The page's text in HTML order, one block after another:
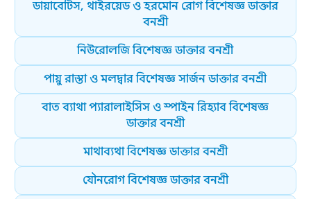
ডায়াবেটিস, থাইরয়েড ও হরমোন রোগ বিশেষজ্ঞ ডাক্তার
বনশ্রী
নিউরোলজি বিশেষজ্ঞ ডাক্তার বনশ্রী
পায়ু রাস্তা ও মলদ্বার বিশেষজ্ঞ সার্জন ডাক্তার বনশ্রী
বাত ব্যাথা প্যারালাইসিস ও স্পাইন রিহ্যাব বিশেষজ্ঞ
ডাক্তার বনশ্রী
মাথাব্যথা বিশেষজ্ঞ ডাক্তার বনশ্রী
যৌনরোগ বিশেষজ্ঞ ডাক্তার বনশ্রী